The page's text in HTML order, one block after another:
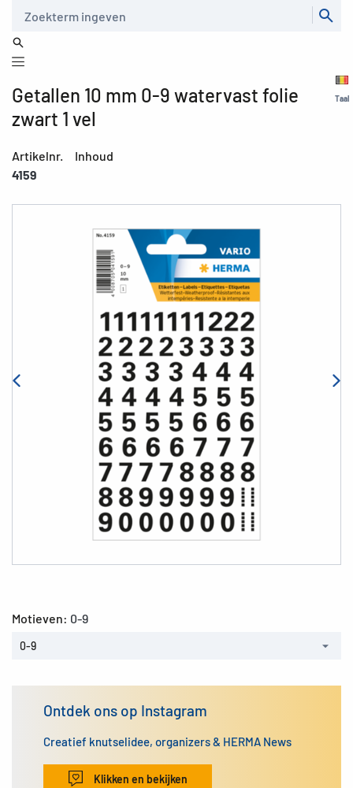
Taal
Getallen 10 mm 0-9 watervast folie
zwart 1 vel
Artikelnr.
4159
Inhoud
Motieven: 0-9
0-9
Ontdek ons op Instagram
Creatief knutselidee, organizers & HERMA News
Klikken en bekijken